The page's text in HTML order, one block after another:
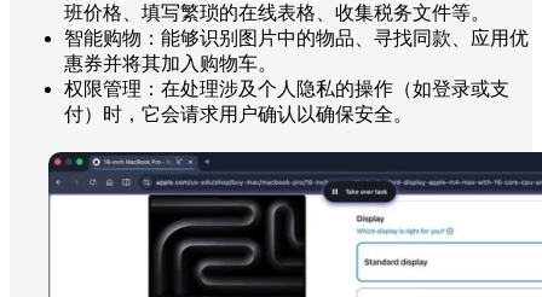
班价格、填写繁琐的在线表格、收集税务文件等。
智能购物：能够识别图片中的物品、寻找同款、应用优
惠券并将其加入购物车。
权限管理：在处理涉及个人隐私的操作（如登录或支
付）时，它会请求用户确认以确保安全。